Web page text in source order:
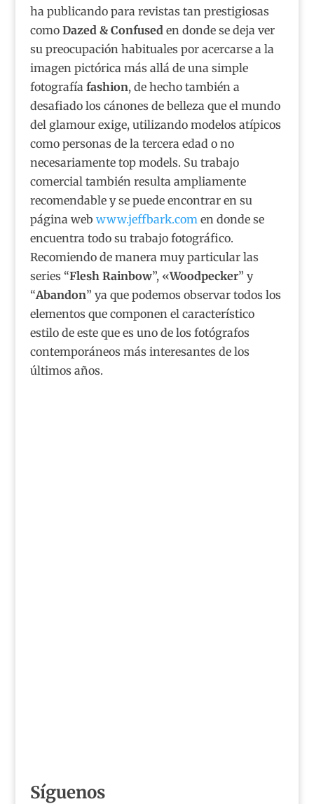
ha publicando para revistas tan prestigiosas
como Dazed & Confused en donde se deja ver
su preocupación habituales por acercarse a la
imagen pictórica más allá de una simple
fotografía fashion, de hecho también a
desafiado los cánones de belleza que el mundo
del glamour exige, utilizando modelos atípicos
como personas de la tercera edad o no
necesariamente top models. Su trabajo
comercial también resulta ampliamente
recomendable y se puede encontrar en su
página web www.jeffbark.com en donde se
encuentra todo su trabajo fotográfico.
Recomiendo de manera muy particular las
series “Flesh Rainbow”, «Woodpecker” y
“Abandon” ya que podemos observar todos los
elementos que componen el característico
estilo de este que es uno de los fotógrafos
contemporáneos más interesantes de los
últimos años.
Síguenos